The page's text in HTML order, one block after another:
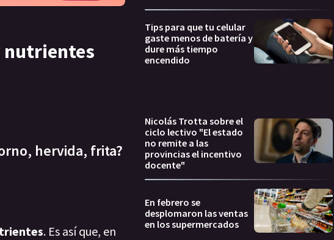
nutrientes
hervida, frita?
. Es así que, en
Tips para que tu celular
gaste menos de batería y
dure más tiempo
encendido
Nicolás Trotta sobre el
ciclo lectivo "El estado
no remite a las
provincias el incentivo
docente"
En febrero se
desplomaron las ventas
en los supermercados